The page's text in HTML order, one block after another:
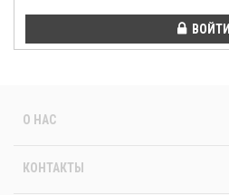
ВОЙТИ
О НАС
КОНТАКТЫ